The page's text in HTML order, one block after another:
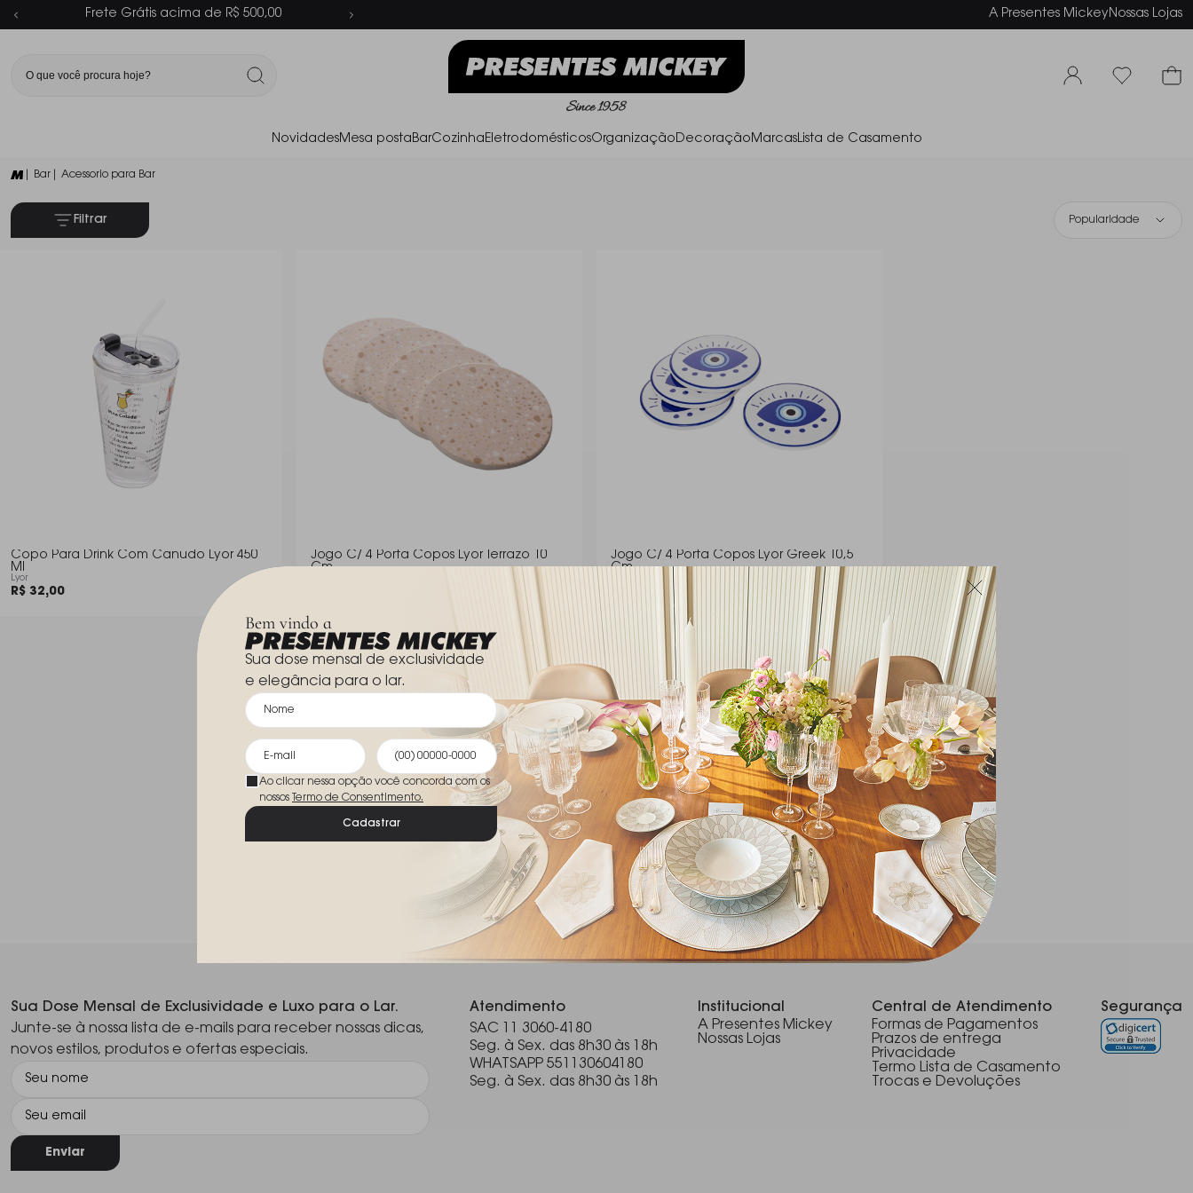
Bem vindo a
Sua dose mensal de exclusividade
e elegância para o lar.
Ao clicar nessa opção você concorda com os
nossos Termo de Consentimento.
Cadastrar
Parcelamento em até 6x sem juros Parcelamento em até 6x sem jurosA Presentes MickeyNossas Lojas
NovidadesMesa postaBarCozinhaEletrodomésticosOrganizaçãoDecoraçãoMarcasLista de Casamento
| Bar | Acessorio para Bar
Filtrar Popularidade
Copo Para Drink Com Canudo Lyor 450
Ml
Lyor
R$ 32,00
Jogo C/ 4 Porta Copos Lyor Terrazo 10
Cm
Jogo C/ 4 Porta Copos Lyor Greek 10,5
Cm
R$ 47,00
Sua Dose Mensal de Exclusividade e Luxo para o Lar.
Junte-se à nossa lista de e-mails para receber nossas dicas,
novos estilos, produtos e ofertas especiais.
Enviar
Atendimento
SAC 11 3060-4180
Seg. à Sex. das 8h30 às 18h
WHATSAPP 551130604180
Seg. à Sex. das 8h30 às 18h
Institucional
A Presentes Mickey
Nossas Lojas
Central de Atendimento
Formas de Pagamentos
Prazos de entrega
Privacidade
Termo Lista de Casamento
Trocas e Devoluções
Segurança